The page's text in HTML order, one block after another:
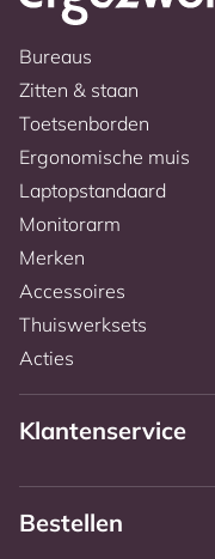
Bureaus
Zitten & staan
Toetsenborden
Ergonomische muis
Laptopstandaard
Monitorarm
Merken
Accessoires
Thuiswerksets
Acties
Klantenservice
Bestellen